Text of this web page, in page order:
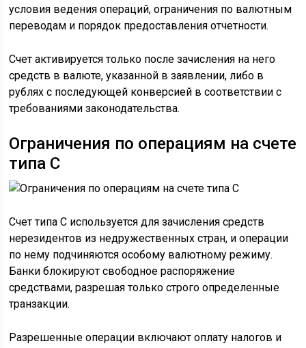
условия ведения операций, ограничения по валютным
переводам и порядок предоставления отчетности.
Счет активируется только после зачисления на него
средств в валюте, указанной в заявлении, либо в
рублях с последующей конверсией в соответствии с
требованиями законодательства.
Ограничения по операциям на счете
типа С
Счет типа С используется для зачисления средств
нерезидентов из недружественных стран, и операции
по нему подчиняются особому валютному режиму.
Банки блокируют свободное распоряжение
средствами, разрешая только строго определенные
транзакции.
Разрешенные операции включают оплату налогов и